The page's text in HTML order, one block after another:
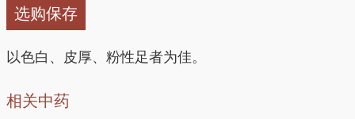
4、治肺热咳喘：桑白皮、地骨皮各15g，炙甘草5g，
大米6g。将以上3味中药和大米研成细末。水煎，去
渣，取汁，温服。
5、治通身水肿：桑白皮250g，吴茱萸100g，炙甘草
选购保存
以色白、皮厚、粉性足者为佳。
相关中药